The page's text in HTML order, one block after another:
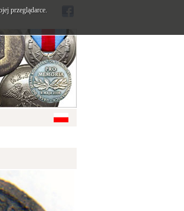
przeglądarce.